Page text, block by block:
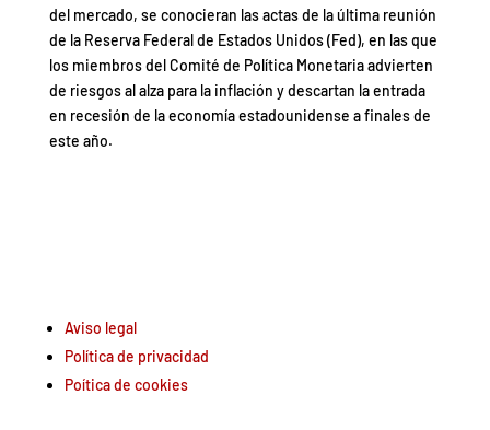
del mercado, se conocieran las actas de la última reunión
de la Reserva Federal de Estados Unidos (Fed), en las que
los miembros del Comité de Política Monetaria advierten
de riesgos al alza para la inflación y descartan la entrada
en recesión de la economía estadounidense a finales de
este año.
Aviso legal
Política de privacidad
Poítica de cookies